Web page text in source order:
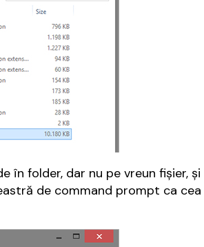
în folder, dar nu pe vreun fișier, și
de command prompt ca cea